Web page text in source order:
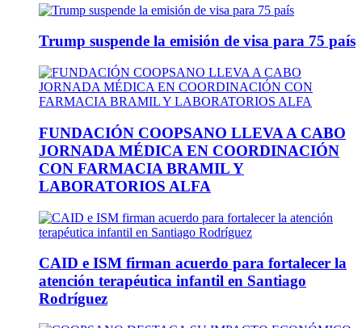
Trump suspende la emisión de visa para 75 país
FUNDACIÓN COOPSANO LLEVA A CABO
JORNADA MÉDICA EN COORDINACIÓN
CON FARMACIA BRAMIL Y
LABORATORIOS ALFA
CAID e ISM firman acuerdo para fortalecer la
atención terapéutica infantil en Santiago
Rodríguez